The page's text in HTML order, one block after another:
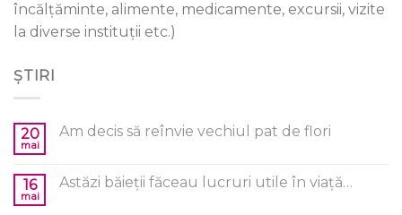
încălțăminte, alimente, medicamente, excursii, vizite
la diverse instituții etc.)
ȘTIRI
20
mai
Am decis să reînvie vechiul pat de flori
16
mai
Astăzi băieții făceau lucruri utile în viață…